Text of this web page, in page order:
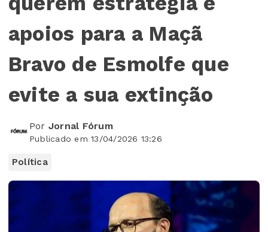
apoios para a Maçã
Bravo de Esmolfe que
evite a sua extinção
Por Jornal Fórum
Publicado em 13/04/2026 13:26
Política